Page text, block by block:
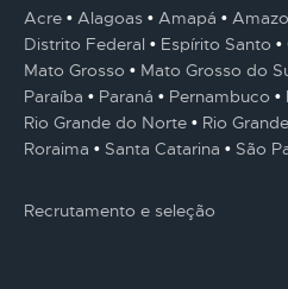
Acre
Alagoas Amapá
Distrito Federal
Espírito Santo
Mato Grosso
Mato Grosso do
Paraíba
Paraná Pernambuco
Rio Grande do Norte
Rio
Roraima
Santa Catarina São
Recrutamento e seleção